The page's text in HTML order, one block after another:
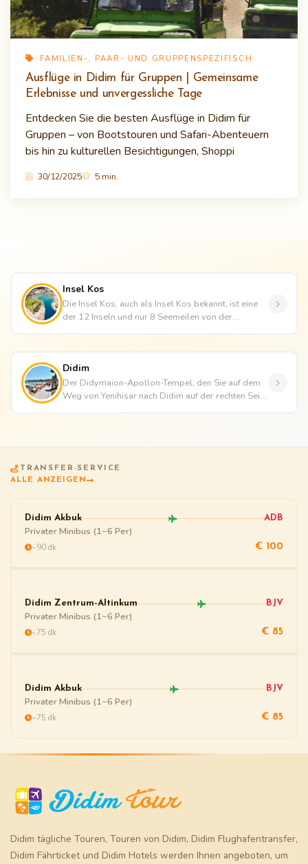
FAMILIEN-, PAAR- UND GRUPPENSPEZIFISCH
Ausflüge in Didim für Gruppen | Gemeinsame
Erlebnisse und unvergessliche Tage
Entdecken Sie die besten Ausflüge in Didim für
Gruppen – von Bootstouren und Safari-Abenteuern
bis hin zu kulturellen Besichtigungen, Shoppi
30/12/2025 5 min.
Insel Kos
Die Insel Kos, auch als Insel Kos bekannt, ist eine
der 12 Inseln und nur 8 Seemeilen von der
Didim
Der Didymaion-Apollon-Tempel, den Sie auf dem
Weg von Yenihisar nach Didim auf der rechten Seite
TRANSFER-SERVICE
ALLE ANZEIGEN
Didim Akbuk ADB
Privater Minibus (1~6 Per)
~90 dk € 100
Didim Zentrum-Altinkum BJV
Privater Minibus (1~6 Per)
~75 dk € 85
Didim Akbuk BJV
Privater Minibus (1~6 Per)
~75 dk € 85
Didim tägliche Touren, Touren von Didim, Didim Flughafentransfer,
Didim Fährticketund Didim Hotels werden Ihnen angeboten, um